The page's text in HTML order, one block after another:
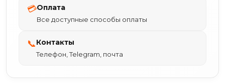
💳Оплата
Все доступные способы оплаты
📞Контакты
Телефон, Telegram, почта